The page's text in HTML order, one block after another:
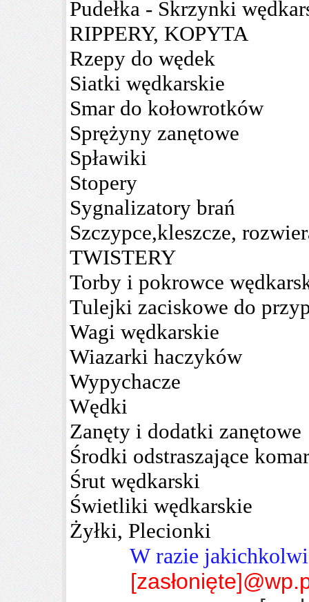
Pudełka - Skrzynki
RIPPERY, KOPYTA
Rzepy do wędek
Siatki wędkarskie
Smar do kołowrotków
Sprężyny zanętowe
Spławiki
Stopery
Sygnalizatory brań
Szczypce,kleszcze,
TWISTERY
Torby i pokrowce
Tulejki zaciskowe do
Wagi wędkarskie
Wiazarki haczyków
Wypychacze
Wędki
Zanęty i dodatki zanętowe
Środki odstraszające
Śrut wędkarski
Świetliki wędkarskie
Żyłki, Plecionki
W razie
[zasłonięte]